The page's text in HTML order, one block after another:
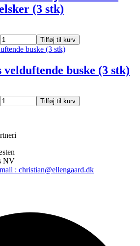
antal
(3 stk)
Gartnerens
stk)
Tilføj til kurv
buske (3 stk)
Gartnerens
velduftende
Tilføj til kurv
NV
: christian@ellengaard.dk